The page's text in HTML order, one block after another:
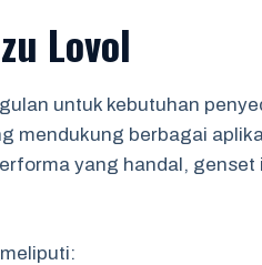
Lovol
untuk kebutuhan
mendukung berbagai
yang handal, genset